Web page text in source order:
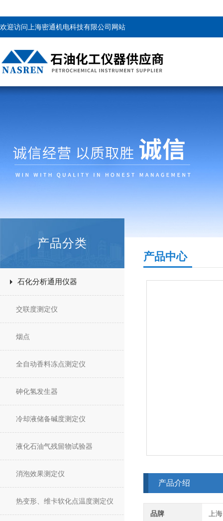
欢迎访问上海密通机电科技有限公司网站
产品分类
石化分析通用仪器
交联度测定仪
烟点
全自动香料冻点测定仪
砷化氢发生器
冷却液储备碱度测定仪
液化石油气残留物试验器
消泡效果测定仪
热变形、维卡软化点温度测定仪
产品中心
产品介绍
品牌 上